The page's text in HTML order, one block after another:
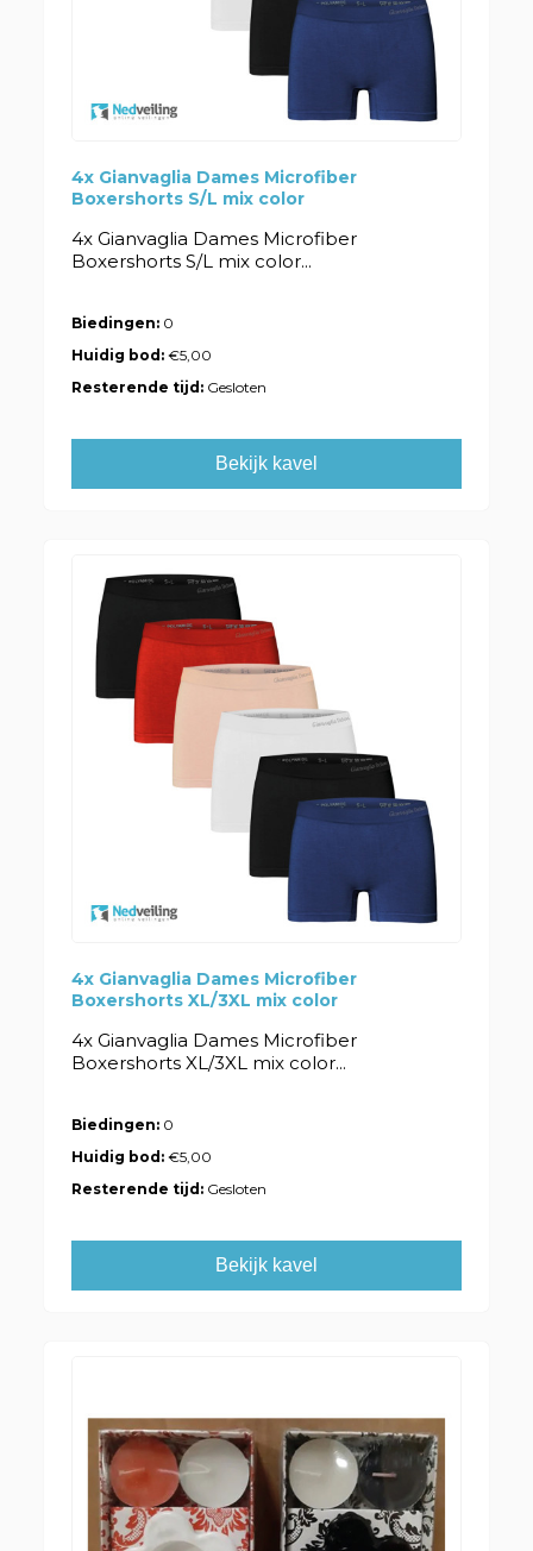
4x Gianvaglia Dames Microfiber
Boxershorts S/L mix color
4x Gianvaglia Dames Microfiber
Boxershorts S/L mix color...
Biedingen: 0
Huidig bod:€5,00
Resterende tijd: Gesloten
Bekijk kavel
4x Gianvaglia Dames Microfiber
Boxershorts XL/3XL mix color
4x Gianvaglia Dames Microfiber
Boxershorts XL/3XL mix color...
Biedingen: 0
Huidig bod:€5,00
Resterende tijd: Gesloten
Bekijk kavel